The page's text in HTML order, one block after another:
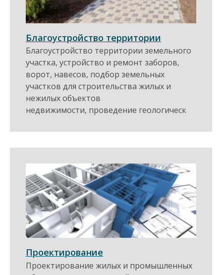
Благоустройство территории
Благоустройство территории земельного
участка, устройство и ремонт заборов,
ворот, навесов, подбор земельных
участков для строительства жилых и
нежилых объектов
недвижимости, проведение геологическ
Проектирование
Проектирование жилых и промышленных